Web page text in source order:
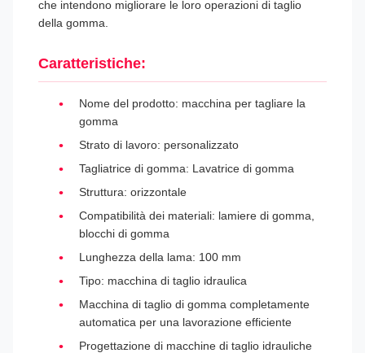
che intendono migliorare le loro operazioni di taglio
della gomma.
Caratteristiche:
Nome del prodotto: macchina per tagliare la
gomma
Strato di lavoro: personalizzato
Tagliatrice di gomma: Lavatrice di gomma
Struttura: orizzontale
Compatibilità dei materiali: lamiere di gomma,
blocchi di gomma
Lunghezza della lama: 100 mm
Tipo: macchina di taglio idraulica
Macchina di taglio di gomma completamente
automatica per una lavorazione efficiente
Progettazione di macchine di taglio idrauliche